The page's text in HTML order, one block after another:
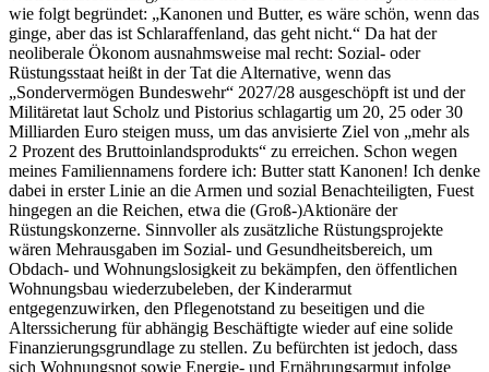
wie folgt begründet: „Kanonen und Butter, es wäre schön, wenn das
ginge, aber das ist Schlaraffenland, das geht nicht.“ Da hat der
neoliberale Ökonom ausnahmsweise mal recht: Sozial- oder
Rüstungsstaat heißt in der Tat die Alternative, wenn das
„Sondervermögen Bundeswehr“ 2027/28 ausgeschöpft ist und der
Militäretat laut Scholz und Pistorius schlagartig um 20, 25 oder 30
Milliarden Euro steigen muss, um das anvisierte Ziel von „mehr als
2 Prozent des Bruttoinlandsprodukts“ zu erreichen. Schon wegen
meines Familiennamens fordere ich: Butter statt Kanonen! Ich denke
dabei in erster Linie an die Armen und sozial Benachteiligten, Fuest
hingegen an die Reichen, etwa die (Groß-)Aktionäre der
Rüstungskonzerne. Sinnvoller als zusätzliche Rüstungsprojekte
wären Mehrausgaben im Sozial- und Gesundheitsbereich, um
Obdach- und Wohnungslosigkeit zu bekämpfen, den öffentlichen
Wohnungsbau wiederzubeleben, der Kinderarmut
entgegenzuwirken, den Pflegenotstand zu beseitigen und die
Alterssicherung für abhängig Beschäftigte wieder auf eine solide
Finanzierungsgrundlage zu stellen. Zu befürchten ist jedoch, dass
sich Wohnungsnot sowie Energie- und Ernährungsarmut infolge